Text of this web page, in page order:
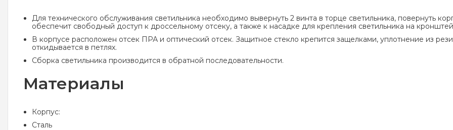
Для технического обслуживания светильника необходимо вывернуть 2 винта в торце светильника, повернуть
обеспечит свободный доступ к дроссельному отсеку, а также к насадке для крепления светильника на
В корпусе расположен отсек ПРА и оптический отсек. Защитное стекло крепится защелками, уплотнение из
откидывается в петлях.
Сборка светильника производится в обратной последовательности.
Материалы
Корпус:
Сталь